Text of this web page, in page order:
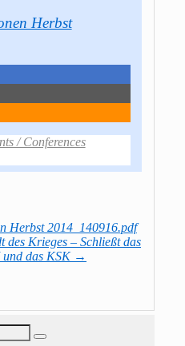
Herbst
/ Conferences
Herbst 2014_140916.pdf
des Krieges – Schließt das
das KSK →